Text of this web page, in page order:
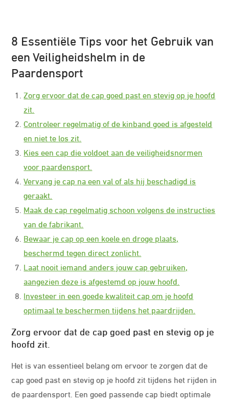
8 Essentiële Tips voor het Gebruik van
een Veiligheidshelm in de
Paardensport
Zorg ervoor dat de cap goed past en stevig op je hoofd
zit.
Controleer regelmatig of de kinband goed is afgesteld
en niet te los zit.
Kies een cap die voldoet aan de veiligheidsnormen
voor paardensport.
Vervang je cap na een val of als hij beschadigd is
geraakt.
Maak de cap regelmatig schoon volgens de instructies
van de fabrikant.
Bewaar je cap op een koele en droge plaats,
beschermd tegen direct zonlicht.
Laat nooit iemand anders jouw cap gebruiken,
aangezien deze is afgestemd op jouw hoofd.
Investeer in een goede kwaliteit cap om je hoofd
optimaal te beschermen tijdens het paardrijden.
Zorg ervoor dat de cap goed past en stevig op je
hoofd zit.
Het is van essentieel belang om ervoor te zorgen dat de
cap goed past en stevig op je hoofd zit tijdens het rijden in
de paardensport. Een goed passende cap biedt optimale